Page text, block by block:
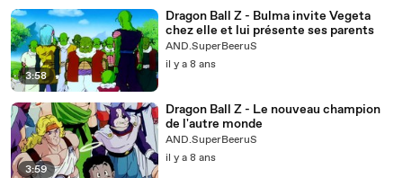
3:58
Dragon Ball Z - Bulma invite Vegeta
chez elle et lui présente ses parents
AND.SuperBeeruS
il y a 8 ans
3:59
Dragon Ball Z - Le nouveau champion
de l'autre monde
AND.SuperBeeruS
il y a 8 ans